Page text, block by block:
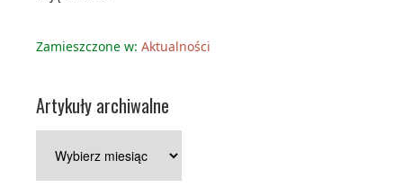
Zamieszczone w: Aktualności
Artykuły archiwalne
archiwalne